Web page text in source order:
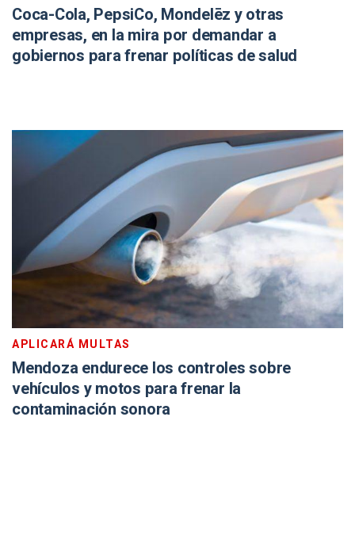
Coca-Cola, PepsiCo, Mondelēz y otras
empresas, en la mira por demandar a
gobiernos para frenar políticas de salud
APLICARÁ MULTAS
Mendoza endurece los controles sobre
vehículos y motos para frenar la
contaminación sonora